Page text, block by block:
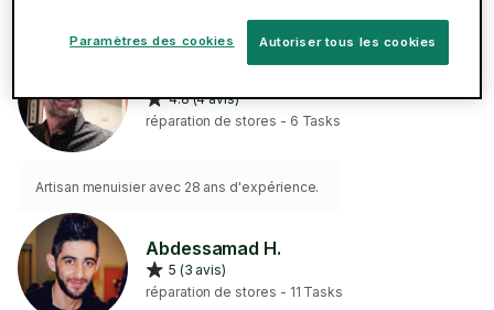
aide pour tous vos travaux de réparation à domicile. 🏠
l’intervention pour un service efficace et soigné.
N’hésitez pas à me contacter ! 😊
4.8 (4 avis)
réparation de stores - 6 Tasks
Artisan menuisier avec 28 ans d'expérience.
Abdessamad H.
5 (3 avis)
réparation de stores - 11 Tasks
Autoriser tous les cookies
Paramètres des cookies